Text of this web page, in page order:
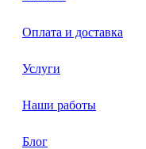
Оплата и доставка
Услуги
Наши работы
Блог